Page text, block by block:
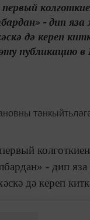
- дип
дә кереп
публикацию в
- дип
дә кереп